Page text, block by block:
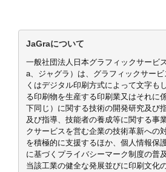
JaGraについて
一般社団法人日本グラフィックサービ
a、ジャグラ）は、グラフィックサー
くはデジタル印刷方式によって文字も
る印刷物を生産する印刷業又はそれに
下同じ）に関する技術の開発研究及び
及び指導、技能者の養成等に関する事
クサービスを営む企業の技術革新への
を積極的に支援するほか、個人情報保
に基づくプライバシーマーク制度の普
当該工業の健全な発展並びに印刷文化